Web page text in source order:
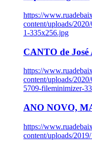
https://
content/uploads/
1-335x256.jpg
CANTO de José
https://
content/uploads/
5709-fileminimizer-
ANO NOVO,
https://
content/uploads/